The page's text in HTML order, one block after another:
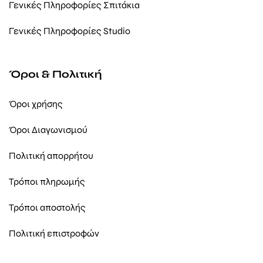
Γενικές Πληροφορίες Σπιτάκια
Γενικές Πληροφορίες Studio
Όροι & Πολιτική
Όροι χρήσης
Όροι Διαγωνισμού
Πολιτική απορρήτου
Τρόποι πληρωμής
Τρόποι αποστολής
Πολιτική επιστροφών